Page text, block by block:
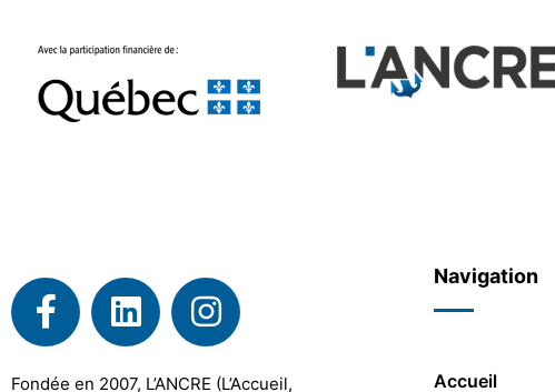
Fondée en 2007, L’ANCRE (L’Accueil,
Navigation
Accueil